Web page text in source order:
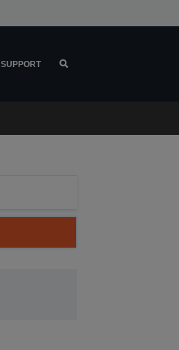
SUPPORT